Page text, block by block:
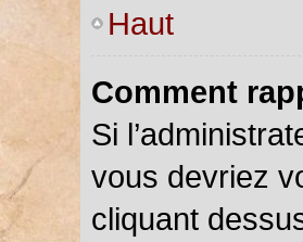
Haut
Comment
Si
vous devriez
cliquant